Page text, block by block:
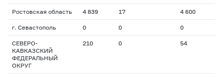
Ростовская область 4 839 17 4 600
г. Севастополь 0 0 0
СЕВЕРО-
КАВКАЗСКИЙ
ФЕДЕРАЛЬНЫЙ
ОКРУГ
210 0 54